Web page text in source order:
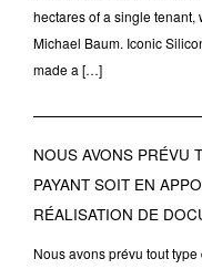
hectares of a single
Michael Baum. Iconic
made a […]
NOUS AVONS PRÉVU
PAYANT SOIT EN
RÉALISATION DE
Nous avons prévu tout